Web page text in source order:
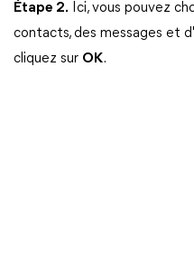
Étape 2. Ici, vous pouvez
contacts, des messages et
cliquez sur OK.